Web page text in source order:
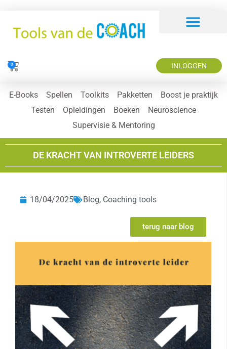
0 INLOGGEN
E-Books Spellen Toolkits Pakketten
Boost je praktijk
Testen
Opleidingen Boeken
Neuroscience
Supervisie & Mentoring
DE KRACHT VAN INTROVERTE LEIDERS
18/04/2025 Blog, Coaching tools
terug naar blog